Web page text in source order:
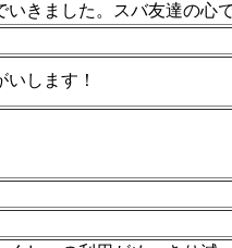
きました。スバ友達の心で
します！